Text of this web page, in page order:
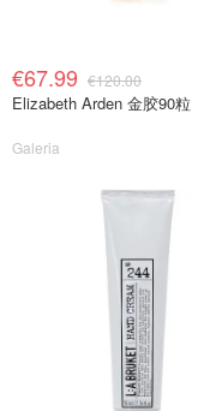
€67.99 €120.00
Elizabeth Arden 金胶90粒
Galeria